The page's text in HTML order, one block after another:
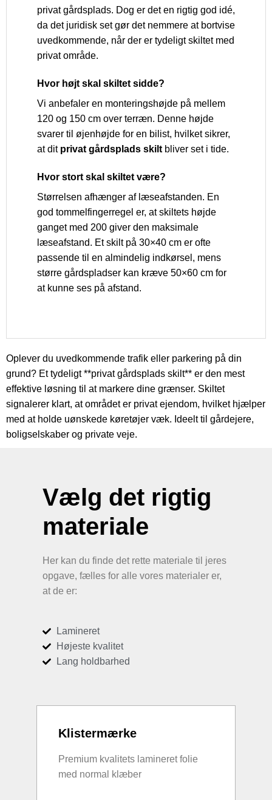
privat gårdsplads. Dog er det en rigtig god idé,
da det juridisk set gør det nemmere at bortvise
uvedkommende, når der er tydeligt skiltet med
privat område.
Hvor højt skal skiltet sidde?
Vi anbefaler en monteringshøjde på mellem
120 og 150 cm over terræn. Denne højde
svarer til øjenhøjde for en bilist, hvilket sikrer,
at dit privat gårdsplads skilt bliver set i tide.
Hvor stort skal skiltet være?
Størrelsen afhænger af læseafstanden. En
god tommelfingerregel er, at skiltets højde
ganget med 200 giver den maksimale
læseafstand. Et skilt på 30×40 cm er ofte
passende til en almindelig indkørsel, mens
større gårdspladser kan kræve 50×60 cm for
at kunne ses på afstand.
Oplever du uvedkommende trafik eller parkering på din
grund? Et tydeligt **privat gårdsplads skilt** er den mest
effektive løsning til at markere dine grænser. Skiltet
signalerer klart, at området er privat ejendom, hvilket hjælper
med at holde uønskede køretøjer væk. Ideelt til gårdejere,
boligselskaber og private veje.
Vælg det rigtig
materiale
Her kan du finde det rette materiale til jeres
opgave, fælles for alle vores materialer er,
at de er:
Lamineret
Højeste kvalitet
Lang holdbarhed
Klistermærke
Premium kvalitets lamineret folie
med normal klæber